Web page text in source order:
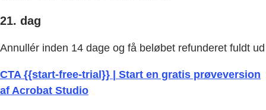
21. dag
Annullér inden 14 dage og få beløbet refunderet fuldt ud
CTA {{start-free-trial}} | Start en gratis prøveversion
af Acrobat Studio